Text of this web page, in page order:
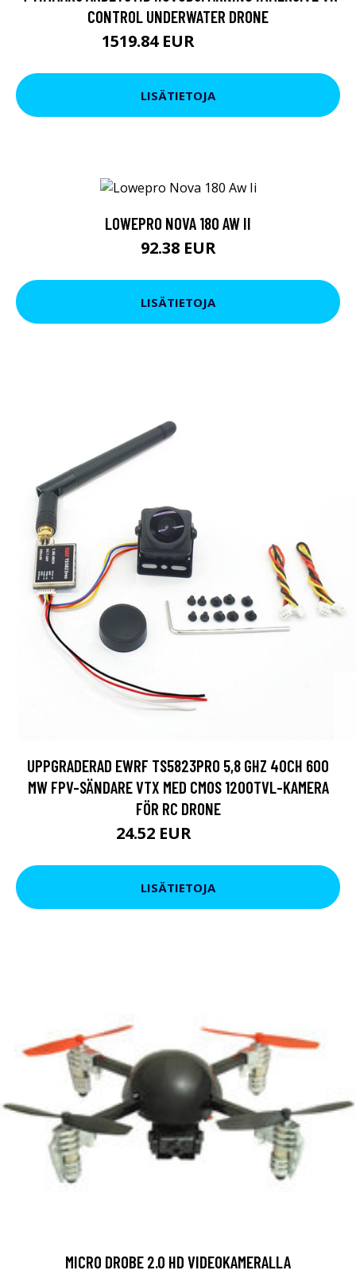
CONTROL UNDERWATER DRONE
1519.84 EUR
LISÄTIETOJA
LOWEPRO NOVA 180 AW II
92.38 EUR
LISÄTIETOJA
UPPGRADERAD EWRF TS5823PRO 5,8 GHZ 40CH 600
MW FPV-SÄNDARE VTX MED CMOS 1200TVL-KAMERA
FÖR RC DRONE
24.52 EUR
LISÄTIETOJA
MICRO DROBE 2.0 HD VIDEOKAMERALLA